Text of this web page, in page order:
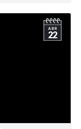
ABR
22